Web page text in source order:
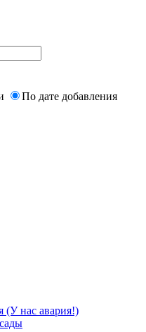
По дате добавления
(У нас авария!)